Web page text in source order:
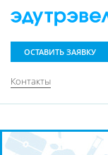
Контакты
ОСТАВИТЬ ЗАЯВКУ